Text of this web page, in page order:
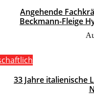
Angehende
Beckmann-Fleige
33 Jahre italienische